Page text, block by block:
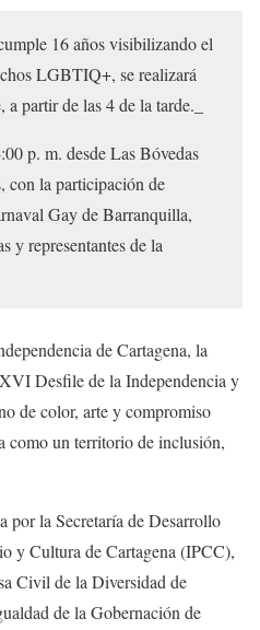
16 años visibilizando el
LGBTIQ+, se realizará
partir de las 4 de la tarde._
p. m. desde Las Bóvedas
con la participación de
Gay de Barranquilla,
y representantes de la
de Cartagena, la
Desfile de la Independencia y
de color, arte y compromiso
como un territorio de inclusión,
por la Secretaría de Desarrollo
y Cultura de Cartagena (IPCC),
Civil de la Diversidad de
de la Gobernación de